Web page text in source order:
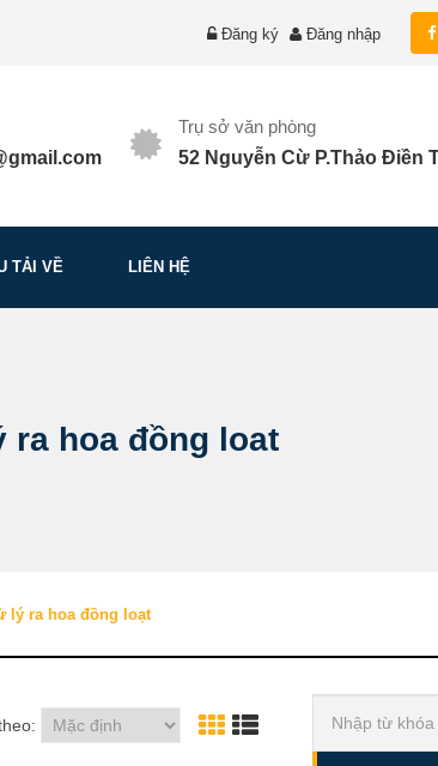
Đăng ký Đăng nhập
Trụ sở văn phòng
52 Nguyễn Cừ P.Thảo Điền
TẢI VỀ LIÊN HỆ
ra hoa đồng loat
lý ra hoa đồng loạt